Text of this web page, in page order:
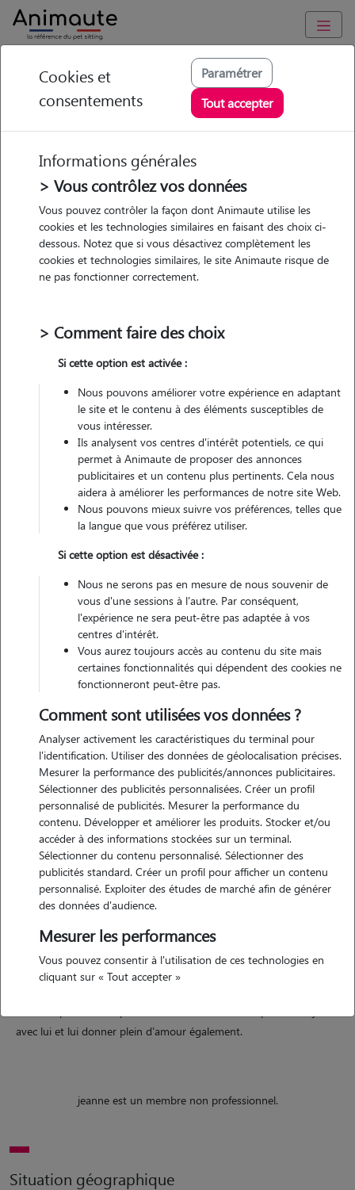
Animaute Ile-de-France Val-de-Marne/Ivry-sur-Seine
Jeanne - Petsitter à
IVRY SUR SEINE
• 23 ans
Non véhiculé
Contacter
L'envoi d'une demande est sans engagement
Motivation
Étant une grande fan d'animaux, plus particulièrement de chiens, je
serais ravie de m'occuper de votre animal. de plus, comme je suis
étudiante, ce petit boulot me sera d'une aide précieuse. je pourrais
promener votre animal, jouer avec lui et lui donner toute l'affection
dont il aura besoin.
1 ans ! j'ai donc grandi avec ces animaux et j'ai pu développer une
avec lui et lui donner plein d'amour également.
jeanne est un membre non professionnel.
Situation géographique
Cookies et
consentements
Paramétrer
Tout accepter
Informations générales
> Vous contrôlez vos données
Vous pouvez contrôler la façon dont Animaute utilise les
cookies et les technologies similaires en faisant des choix ci-
dessous. Notez que si vous désactivez complètement les
cookies et technologies similaires, le site Animaute risque de
ne pas fonctionner correctement.
> Comment faire des choix
Si cette option est activée :
Nous pouvons améliorer votre expérience en adaptant
le site et le contenu à des éléments susceptibles de
vous intéresser.
Ils analysent vos centres d'intérêt potentiels, ce qui
permet à Animaute de proposer des annonces
publicitaires et un contenu plus pertinents. Cela nous
aidera à améliorer les performances de notre site Web.
Nous pouvons mieux suivre vos préférences, telles que
la langue que vous préférez utiliser.
Si cette option est désactivée :
Nous ne serons pas en mesure de nous souvenir de
vous d'une sessions à l'autre. Par conséquent,
l'expérience ne sera peut-être pas adaptée à vos
centres d'intérêt.
Vous aurez toujours accès au contenu du site mais
certaines fonctionnalités qui dépendent des cookies ne
fonctionneront peut-être pas.
Comment sont utilisées vos données ?
Analyser activement les caractéristiques du terminal pour
l'identification. Utiliser des données de géolocalisation précises.
Mesurer la performance des publicités/annonces publicitaires.
Sélectionner des publicités personnalisées. Créer un profil
personnalisé de publicités. Mesurer la performance du
contenu. Développer et améliorer les produits. Stocker et/ou
accéder à des informations stockées sur un terminal.
Sélectionner du contenu personnalisé. Sélectionner des
publicités standard. Créer un profil pour afficher un contenu
personnalisé. Exploiter des études de marché afin de générer
des données d'audience.
Mesurer les performances
Vous pouvez consentir à l'utilisation de ces technologies en
cliquant sur « Tout accepter »